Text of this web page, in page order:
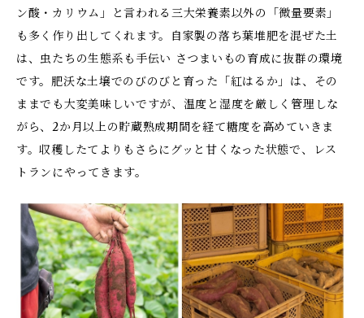
ン酸・カリウム」と言われる三大栄養素以外の「微量要素」
も多く作り出してくれます。自家製の落ち葉堆肥を混ぜた土
は、虫たちの生態系も手伝い さつまいもの育成に抜群の環境
です。肥沃な土壌でのびのびと育った「紅はるか」は、その
ままでも大変美味しいですが、温度と湿度を厳しく管理しな
がら、2か月以上の貯蔵熟成期間を経て糖度を高めていきま
す。収穫したてよりもさらにグッと甘くなった状態で、レス
トランにやってきます。